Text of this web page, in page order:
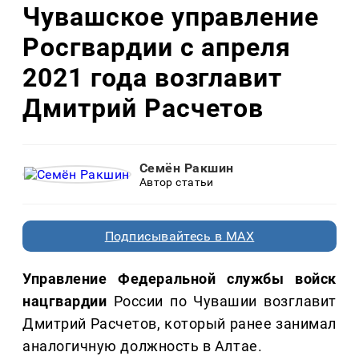
Чувашское управление
Росгвардии с апреля
2021 года возглавит
Дмитрий Расчетов
Семён Ракшин
Автор статьи
Подписывайтесь в MAX
Управление Федеральной службы войск
нацгвардии России по Чувашии возглавит
Дмитрий Расчетов, который ранее занимал
аналогичную должность в Алтае.